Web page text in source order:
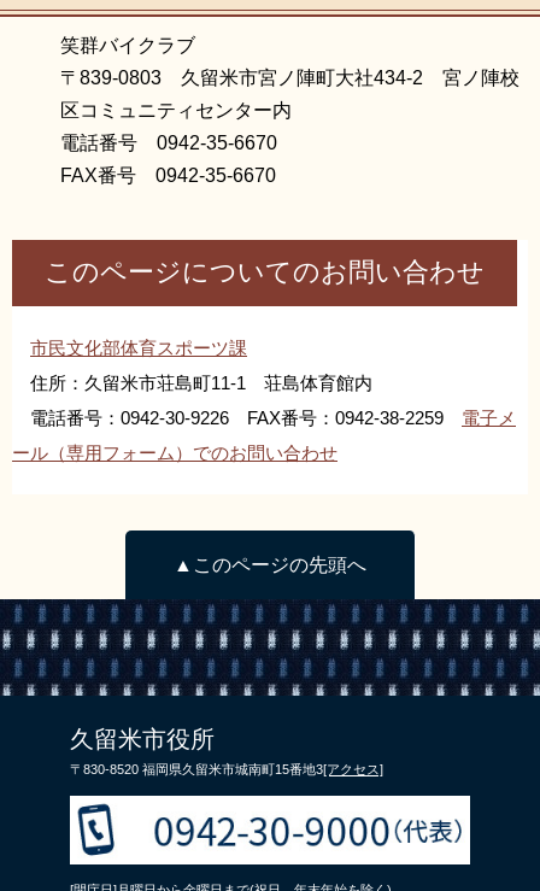
笑群バイクラブ
〒839-0803 久留米市宮ノ陣町大社434-2 宮ノ陣校
区コミュニティセンター内
電話番号 0942-35-6670
FAX番号 0942-35-6670
このページについてのお問い合わせ
市民文化部体育スポーツ課
住所：久留米市荘島町11-1 荘島体育館内
電話番号：0942-30-9226 FAX番号：0942-38-2259 電子メ
ール（専用フォーム）でのお問い合わせ
▲このページの先頭へ
久留米市役所
〒830-8520 福岡県久留米市城南町15番地3[アクセス]